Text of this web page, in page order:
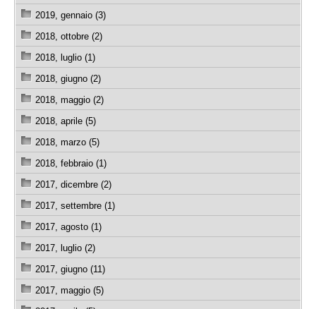
2019, gennaio (3)
2018, ottobre (2)
2018, luglio (1)
2018, giugno (2)
2018, maggio (2)
2018, aprile (5)
2018, marzo (5)
2018, febbraio (1)
2017, dicembre (2)
2017, settembre (1)
2017, agosto (1)
2017, luglio (2)
2017, giugno (11)
2017, maggio (5)